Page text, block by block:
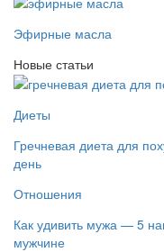
Эфирные масла
Новые статьи
Диеты
Гречневая диета для
день
Отношения
Как удивить мужа — 5
мужчине